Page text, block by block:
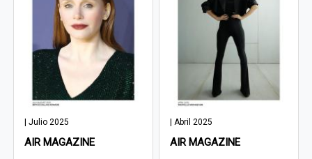
| Julio 2025
AIR MAGAZINE
| Abril 2025
AIR MAGAZINE